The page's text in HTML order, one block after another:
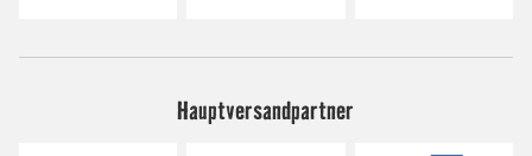
Hauptversandpartner